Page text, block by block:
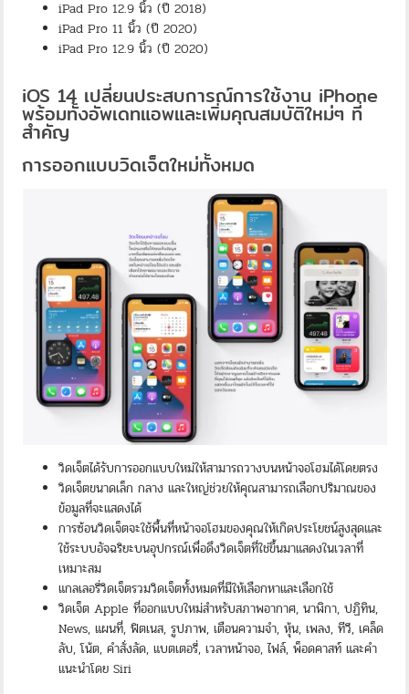
iPad Pro 12.9 นิ้ว (ปี 2018)
iPad Pro 11 นิ้ว (ปี 2020)
iPad Pro 12.9 นิ้ว (ปี 2020)
iOS 14 เปลี่ยนประสบการณ์การใช้งาน iPhone
พร้อมทั้งอัพเดทแอพและเพิ่มคุณสมบัติใหม่ๆ ที่
สำคัญ
การออกแบบวิดเจ็ตใหม่ทั้งหมด
วิดเจ็ตได้รับการออกแบบใหม่ให้สามารถวางบนหน้าจอโฮมได้โดยตรง
วิดเจ็ตขนาดเล็ก กลาง และใหญ่ช่วยให้คุณสามารถเลือกปริมาณของ
ข้อมูลที่จะแสดงได้
การซ้อนวิดเจ็ตจะใช้พื้นที่หน้าจอโฮมของคุณให้เกิดประโยชน์สูงสุดและ
ใช้ระบบอัจฉริยะบนอุปกรณ์เพื่อดึงวิดเจ็ตที่ใช่ขึ้นมาแสดงในเวลาที่
เหมาะสม
แกลเลอรี่วิดเจ็ตรวมวิดเจ็ตทั้งหมดที่มีให้เลือกหาและเลือกใช้
วิดเจ็ต Apple ที่ออกแบบใหม่สำหรับสภาพอากาศ, นาฬิกา, ปฏิทิน,
News, แผนที่, ฟิตเนส, รูปภาพ, เตือนความจำ, หุ้น, เพลง, ทีวี, เคล็ด
ลับ, โน้ต, คำสั่งลัด, แบตเตอรี่, เวลาหน้าจอ, ไฟล์, พ็อดคาสท์ และคำ
แนะนำโดย Siri